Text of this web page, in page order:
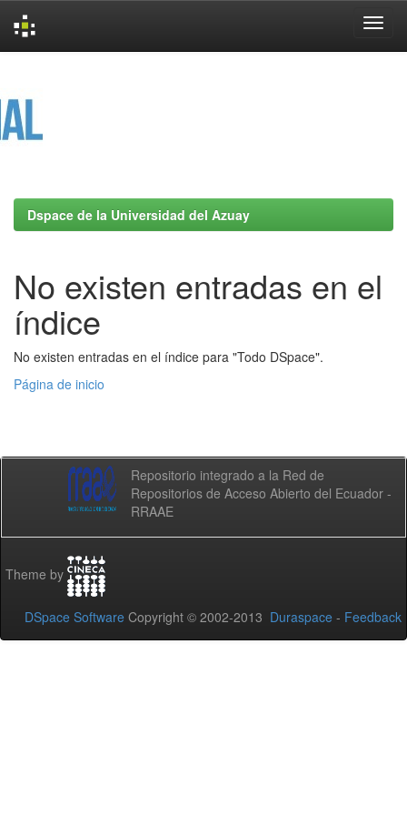
Dspace de la Universidad del Azuay
No existen entradas en el
índice
No existen entradas en el índice para "Todo DSpace".
Página de inicio
Repositorio integrado a la Red de
Repositorios de Acceso Abierto del Ecuador -
RRAAE
Theme by
DSpace Software Copyright © 2002-2013 Duraspace - Feedback